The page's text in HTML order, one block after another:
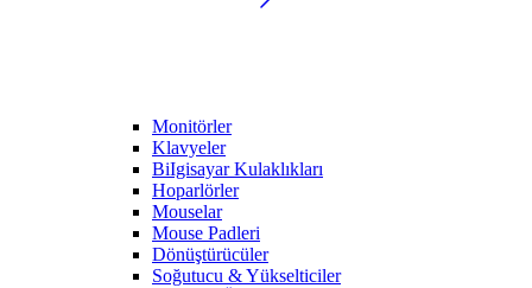
Monitörler
Klavyeler
BiIgisayar Kulaklıkları
Hoparlörler
Mouselar
Mouse Padleri
Dönüştürücüler
Soğutucu & Yükselticiler